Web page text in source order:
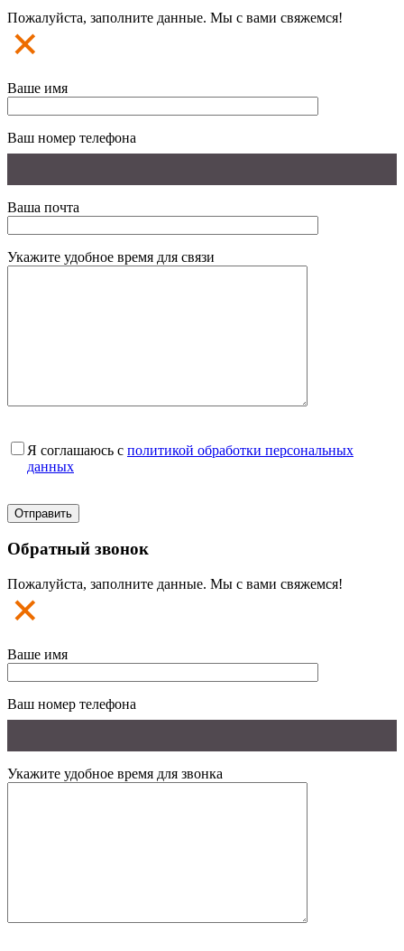
Пожалуйста, заполните данные. Мы с вами свяжемся!
Ваше имя
Ваш номер телефона
Ваша почта
Укажите удобное время для связи
Я соглашаюсь с политикой обработки персональных
данных
Обратный звонок
Пожалуйста, заполните данные. Мы с вами свяжемся!
Ваше имя
Ваш номер телефона
Укажите удобное время для звонка